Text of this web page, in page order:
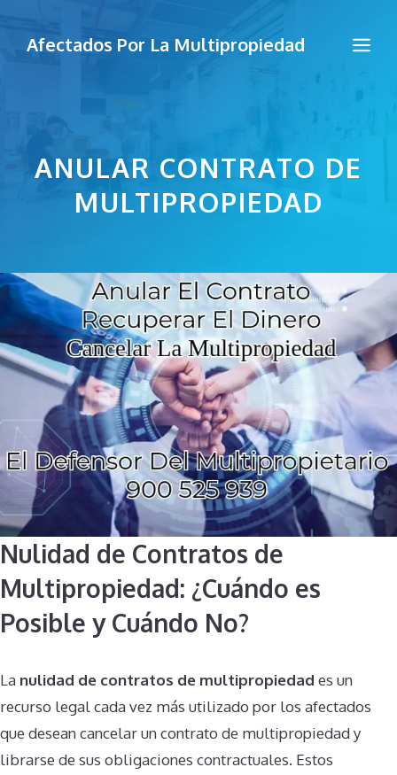
Afectados Por La Multipropiedad
ANULAR CONTRATO DE
MULTIPROPIEDAD
Nulidad de Contratos de
Multipropiedad: ¿Cuándo es
Posible y Cuándo No?
La nulidad de contratos de multipropiedad es un
recurso legal cada vez más utilizado por los afectados
que desean cancelar un contrato de multipropiedad y
librarse de sus obligaciones contractuales. Estos